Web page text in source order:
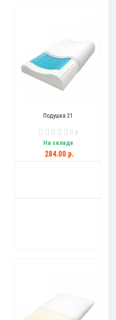
Подушка 21
0
На складе
284.00 р.